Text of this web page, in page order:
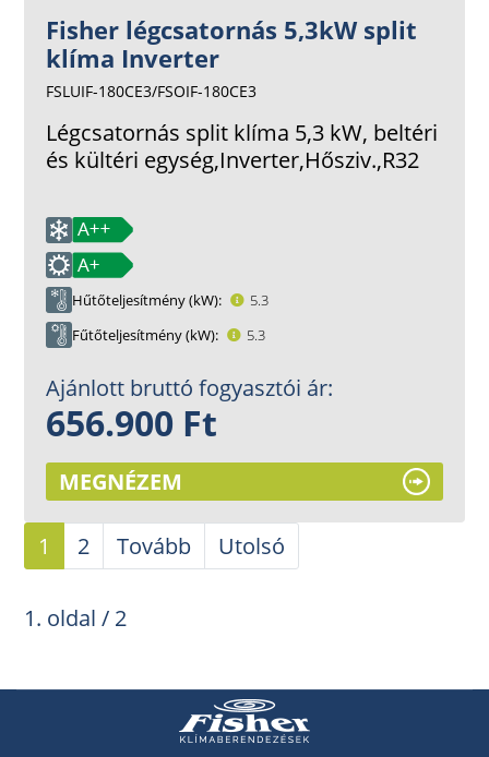
Fisher légcsatornás 5,3kW split
klíma Inverter
FSLUIF-180CE3/FSOIF-180CE3
Légcsatornás split klíma 5,3 kW, beltéri
és kültéri egység,Inverter,Hősziv.,R32
Hűtőteljesítmény (kW)
5.3
Fűtőteljesítmény (kW)
5.3
Ajánlott bruttó fogyasztói ár:
656.900 Ft
MEGNÉZEM
1 2 Tovább Utolsó
1. oldal / 2